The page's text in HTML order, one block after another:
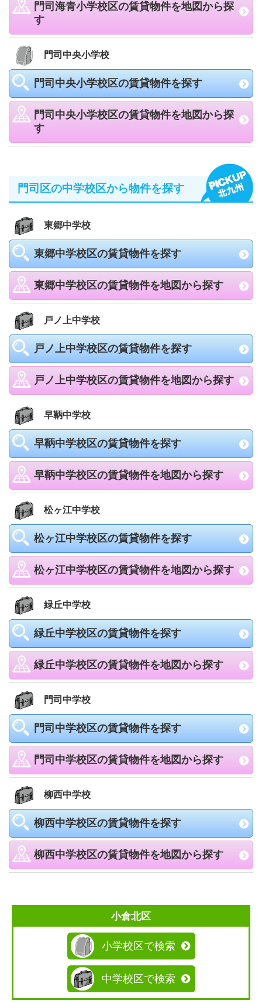
門司海青小学校区の賃貸物件を地図から探
す
門司中央小学校
門司中央小学校区の賃貸物件を探す
門司中央小学校区の賃貸物件を地図から探
す
門司区の中学校区から物件を探す
東郷中学校
東郷中学校区の賃貸物件を探す
東郷中学校区の賃貸物件を地図から探す
戸ノ上中学校
戸ノ上中学校区の賃貸物件を探す
戸ノ上中学校区の賃貸物件を地図から探す
早鞆中学校
早鞆中学校区の賃貸物件を探す
早鞆中学校区の賃貸物件を地図から探す
松ヶ江中学校
松ヶ江中学校区の賃貸物件を探す
松ヶ江中学校区の賃貸物件を地図から探す
緑丘中学校
緑丘中学校区の賃貸物件を探す
緑丘中学校区の賃貸物件を地図から探す
門司中学校
門司中学校区の賃貸物件を探す
門司中学校区の賃貸物件を地図から探す
柳西中学校
柳西中学校区の賃貸物件を探す
柳西中学校区の賃貸物件を地図から探す
小倉北区
小学校区で検索
中学校区で検索